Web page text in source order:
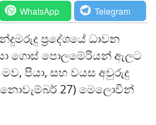
WhatsApp Telegram
ප්‍රදේශයේ ධාවන
ගොස් පොලමේරියන් ඇලට
පියා, සහ වයස අවුරුදු
27) මෙලොවින්